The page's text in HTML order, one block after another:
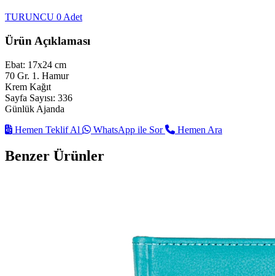
TURUNCU 0 Adet
Ürün Açıklaması
Ebat: 17x24 cm
70 Gr. 1. Hamur
Krem Kağıt
Sayfa Sayısı: 336
Günlük Ajanda
Hemen Teklif Al
WhatsApp ile Sor Hemen Ara
Benzer Ürünler